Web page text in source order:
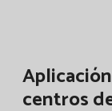
centros